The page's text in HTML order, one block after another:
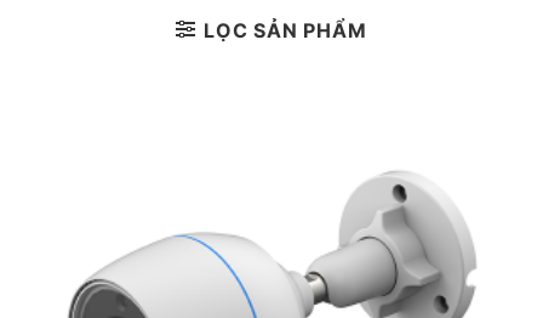
LỌC SẢN PHẨM